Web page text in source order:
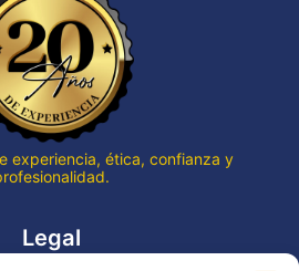
experiencia, ética, confianza y
Legal